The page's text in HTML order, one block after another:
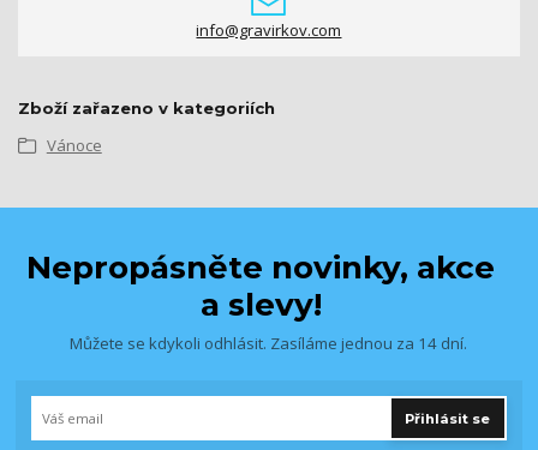
info@gravirkov.com
Zboží zařazeno v kategoriích
Vánoce
Nepropásněte novinky, akce
a slevy!
Můžete se kdykoli odhlásit. Zasíláme jednou za 14 dní.
Přihlásit se